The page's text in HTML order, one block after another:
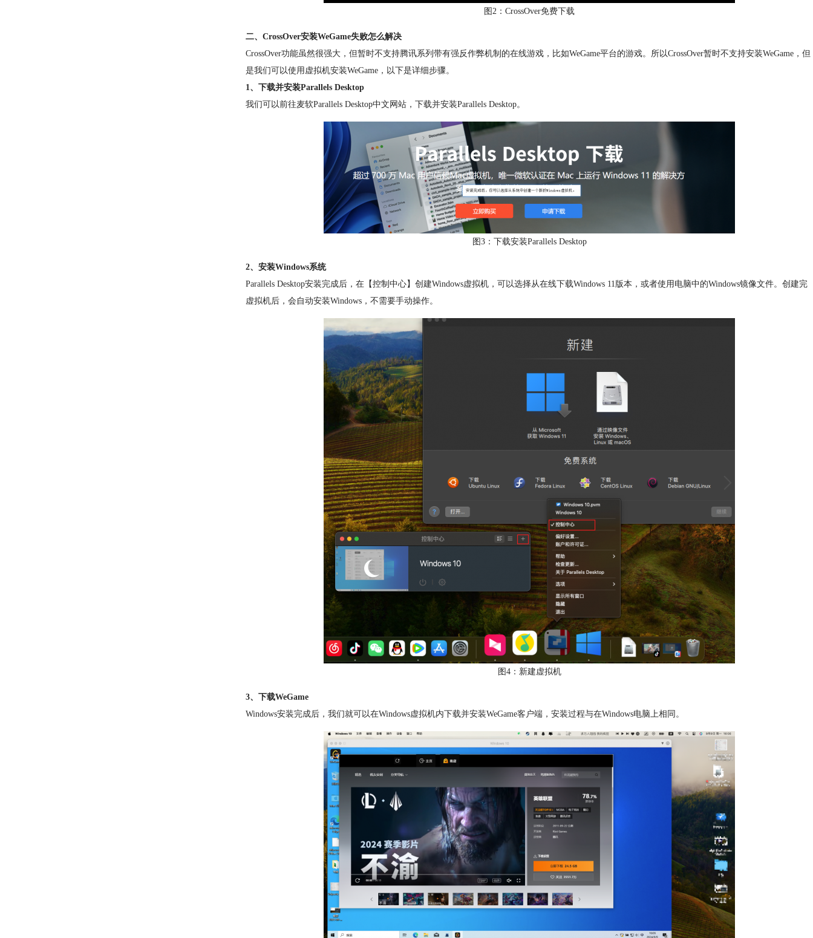
图2：CrossOver免费下载
二、CrossOver安装WeGame失败怎么解决
CrossOver功能虽然很强大，但暂时不支持腾讯系列带有强反作弊机制的在线游戏， 比如WeGame平台的游戏。所以CrossOver暂时不支持安装WeGame，但
是我们可以使用虚拟机安装WeGame，以下是详细步骤。
1、下载并安装Parallels Desktop
我们可以前往麦软Parallels Desktop中文网站，下载并安装Parallels Desktop。
图3：下载安装Parallels Desktop
2、安装Windows系统
Parallels Desktop安装完成后，在【控制中心】创建Windows虚拟机，可以选择从在线下载Windows 11版本，或者使用电脑中的Windows镜像文件。创建完
虚拟机后，会自动安装Windows，不需要手动操作。
图4：新建虚拟机
3、下载WeGame
Windows安装完成后，我们就可以在Windows虚拟机内下载并安装WeGame客户端，安装过程与在Windows电脑上相同。